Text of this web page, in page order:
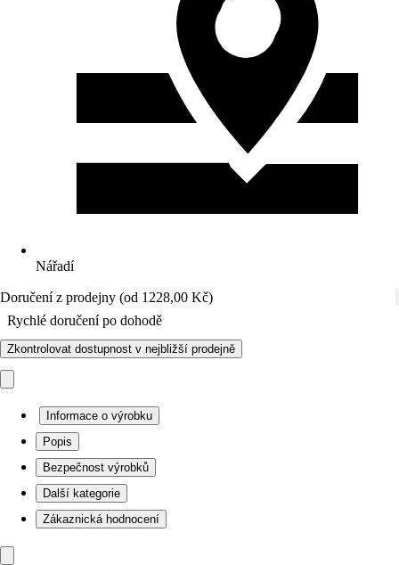
Nářadí
Doručení z prodejny (od 1228,00 Kč)
Rychlé doručení po dohodě
Zkontrolovat dostupnost v nejbližší prodejně
Informace o výrobku
Popis
Bezpečnost výrobků
Další kategorie
Zákaznická hodnocení